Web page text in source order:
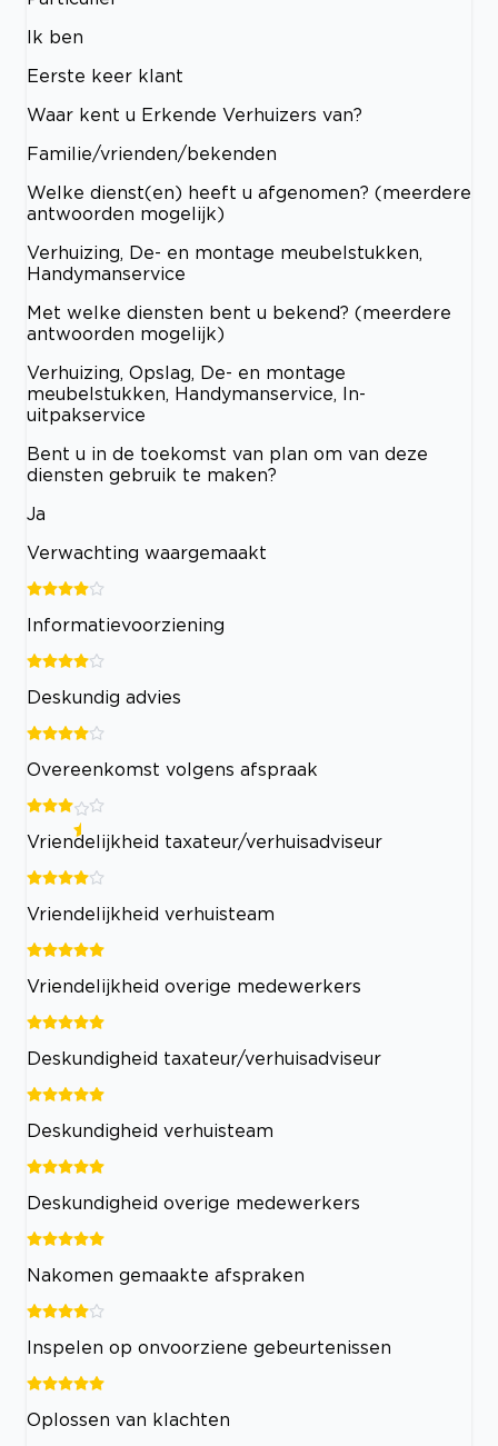
Ik ben
Eerste keer klant
Waar kent u Erkende Verhuizers van?
Familie/vrienden/bekenden
Welke dienst(en) heeft u afgenomen? (meerdere
antwoorden mogelijk)
Verhuizing, De- en montage meubelstukken,
Handymanservice
Met welke diensten bent u bekend? (meerdere
antwoorden mogelijk)
Verhuizing, Opslag, De- en montage
meubelstukken, Handymanservice, In-
uitpakservice
Bent u in de toekomst van plan om van deze
diensten gebruik te maken?
Ja
Verwachting waargemaakt
Informatievoorziening
Deskundig advies
Overeenkomst volgens afspraak
Vriendelijkheid taxateur/verhuisadviseur
Vriendelijkheid verhuisteam
Vriendelijkheid overige medewerkers
Deskundigheid taxateur/verhuisadviseur
Deskundigheid verhuisteam
Deskundigheid overige medewerkers
Nakomen gemaakte afspraken
Inspelen op onvoorziene gebeurtenissen
Oplossen van klachten